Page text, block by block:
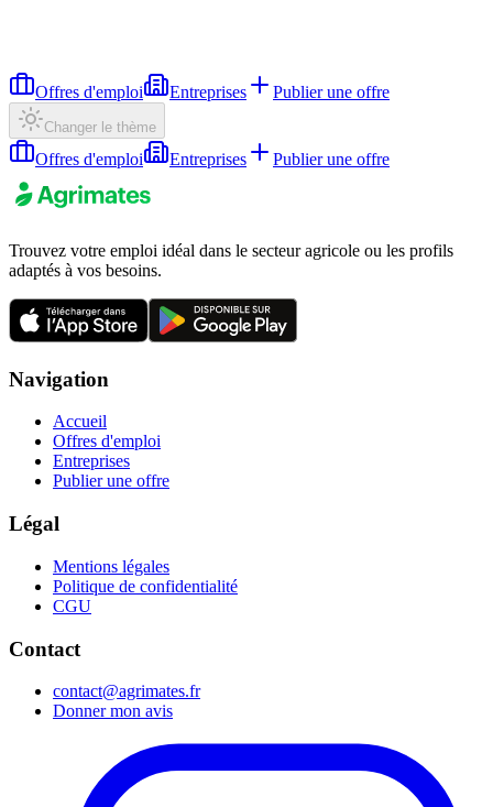
Offres d'emploi Entreprises Publier une offre
Changer le thème
Offres d'emploi Entreprises Publier une offre
Trouvez votre emploi idéal dans le secteur agricole ou les profils
adaptés à vos besoins.
Navigation
Accueil
Offres d'emploi
Entreprises
Publier une offre
Légal
Mentions légales
Politique de confidentialité
CGU
Contact
contact@agrimates.fr
Donner mon avis